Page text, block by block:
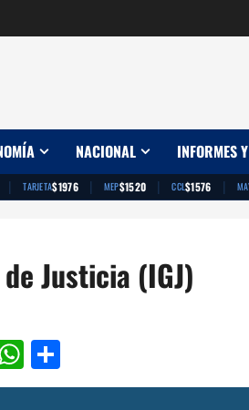
NACIONAL INFORMES
| TARJETA$1976 | MEP$1520 | CCL$1576 |
Justicia (IGJ)
WhatsApp